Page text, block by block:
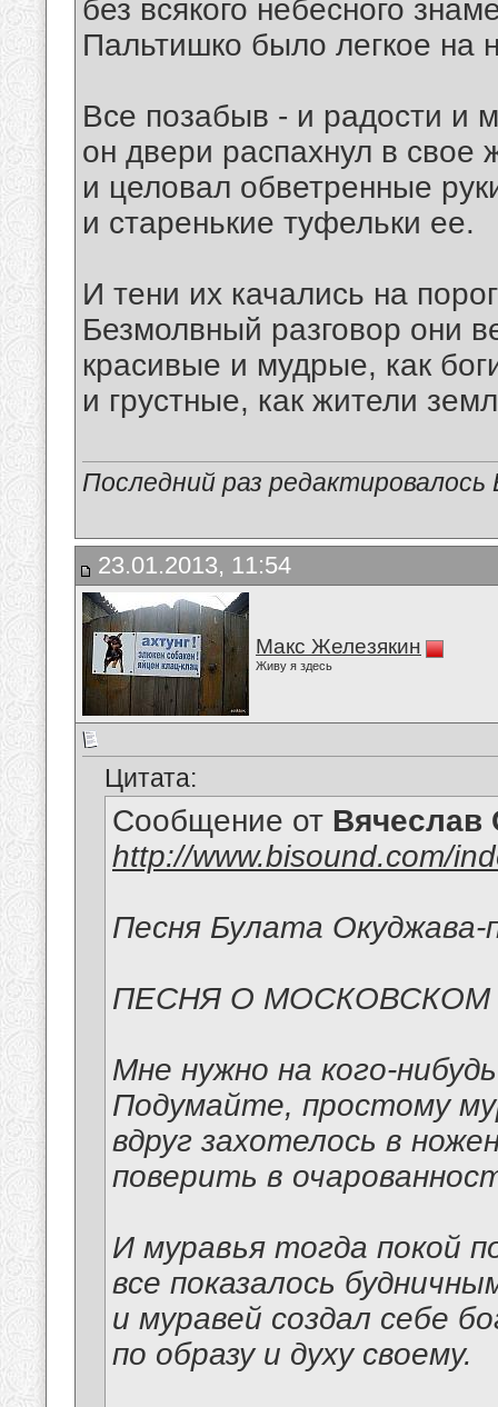
без всякого небесного
Пальтишко было легкое на
Все позабыв - и радости и
он двери распахнул в свое
и целовал обветренные
и старенькие туфельки ее.
И тени их качались на
Безмолвный разговор они
красивые и мудрые, как
и грустные, как жители
Последний раз
23.01.2013, 11:54
Макс Железякин
Живу я здесь
Цитата:
Сообщение от Вячеслав
http://www.bisound.com/
Песня Булата Окуджава-
ПЕСНЯ О МОСКОВСКОМ
Мне нужно на кого-
Подумайте, простому
вдруг захотелось в
поверить в
И муравья тогда покой
все показалось
и муравей создал себе
по образу и духу своему.